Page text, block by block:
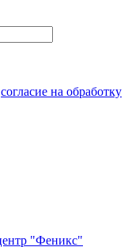
согласие на обработку